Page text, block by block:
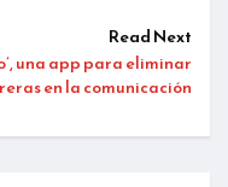
Read Next
una app para eliminar
en la comunicación